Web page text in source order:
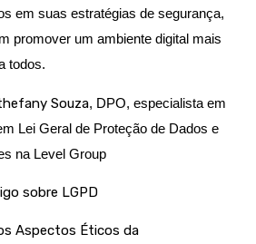
em suas estratégias de segurança,
promover um ambiente digital mais
todos.
Souza, DPO, especialista em
Lei Geral de Proteção de Dados e
na Level Group
sobre LGPD
Aspectos Éticos da